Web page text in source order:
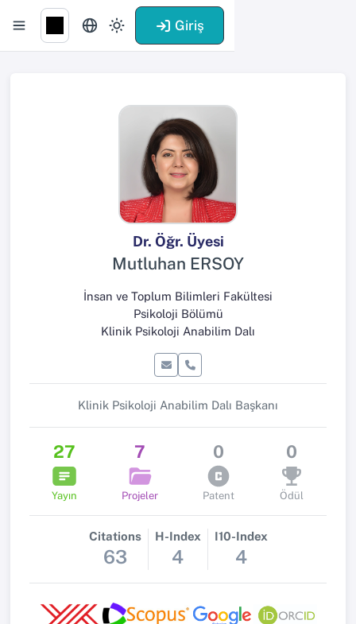
Giriş
Dr. Öğr. Üyesi
Mutluhan ERSOY
İnsan ve Toplum Bilimleri Fakültesi
Psikoloji Bölümü
Klinik Psikoloji Anabilim Dalı
Klinik Psikoloji Anabilim Dalı Başkanı
27
Yayın
7
Projeler
0
Patent
0
Ödül
Citations
63
H-Index
4
I10-Index
4